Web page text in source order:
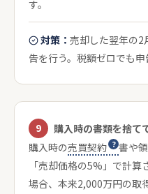
す。
対策： 売却した翌年の2
告を行う。税額ゼロでも
9
購入時の書類を捨て
購入時の売買契約 書や
「売却価格の5%」で計
場合、本来2,000万円の取